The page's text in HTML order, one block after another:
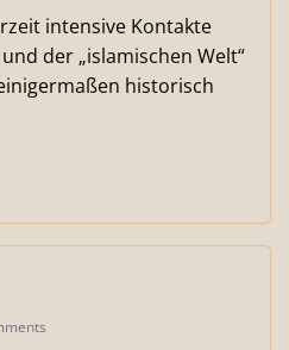
intensive Kontakte
der „islamischen Welt“
historisch